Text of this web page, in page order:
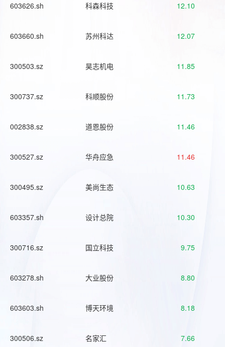
603626.sh 科森科技 12.10
603660.sh 苏州科达 12.07
300503.sz 昊志机电 11.85
300737.sz 科顺股份 11.73
002838.sz 道恩股份 11.46
300527.sz 华舟应急 11.46
300495.sz 美尚生态 10.63
603357.sh 设计总院 10.30
300716.sz 国立科技 9.75
603278.sh 大业股份 8.80
603603.sh 博天环境 8.18
300506.sz 名家汇 7.66